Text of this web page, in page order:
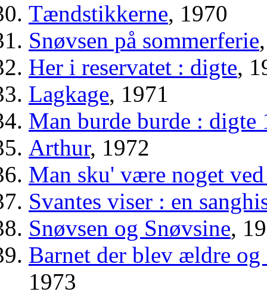
Tændstikkerne, 1970
Snøvsen på sommerferie
Her i reservatet : digte,
Lagkage, 1971
Man burde burde : digte
Arthur, 1972
Man sku' være noget
Svantes viser : en
Snøvsen og Snøvsine,
Barnet der blev ældre
1973